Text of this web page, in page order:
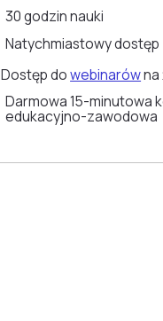
30 godzin nauki
Natychmiastowy dostęp
Dostęp dowebinarówna
Darmowa 15-minutowa
edukacyjno-zawodowa